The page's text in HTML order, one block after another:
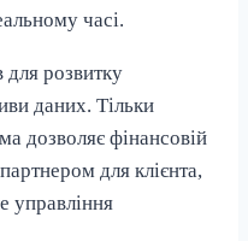
часі.
для розвитку
даних. Тільки
дозволяє фінансовій
для клієнта,
управління